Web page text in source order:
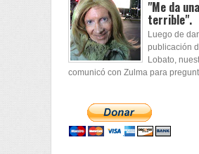
"Me da
terrible".
Luego de
publicación
Lobato,
comunicó con Zulma para